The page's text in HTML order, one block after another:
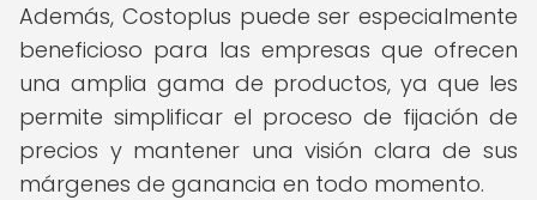
Además, Costoplus puede ser especialmente
beneficioso para las empresas que ofrecen
una amplia gama de productos, ya que les
permite simplificar el proceso de fijación de
precios y mantener una visión clara de sus
márgenes de ganancia en todo momento.